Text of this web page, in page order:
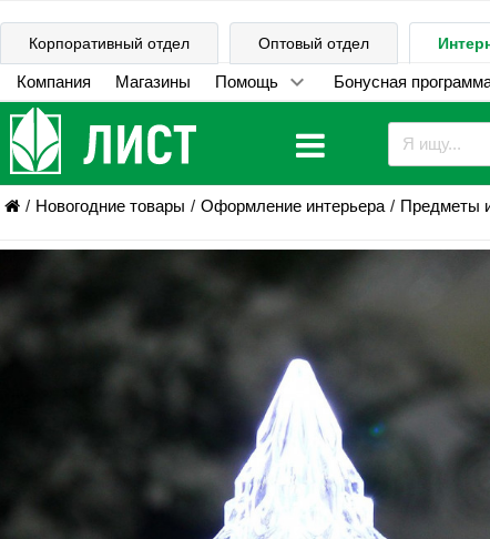
Корпоративный отдел Оптовый отдел
Компания Магазины Помощь Бонусная
Новогодние товары Оформление интерьера Предметы